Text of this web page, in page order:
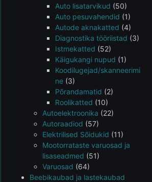
Auto lisatarvikud (50)
Auto pesuvahendid (1)
Autode aknakatted (4)
Diagnostika tööriistad (3)
Istmekatted (52)
Käigukangi nupud (1)
Koodilugejad/skanneerimi
ne (3)
Põrandamatid (2)
Roolikatted (10)
Autoelektroonika (22)
Autoraadiod (57)
Elektrilised Sõidukid (11)
Mootorrataste varuosad ja
lisaseadmed (51)
Varuosad (64)
Beebikaubad ja lastekaubad